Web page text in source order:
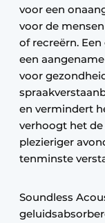
voor een
voor de
of recreërn.
een
voor
en vermindert
verhoogt het
plezieriger
tenminste
Soundless